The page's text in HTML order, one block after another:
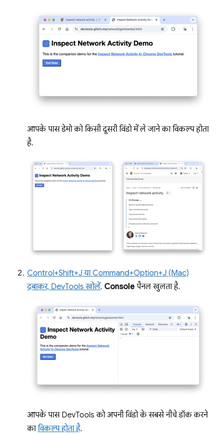
आपके पास डेमो को किसी दूसरी विंडो में ले जाने का विकल्प होता
है.
Control+Shift+J या Command+Option+J (Mac)
दबाकर, DevTools खोलें. Console पैनल खुलता है.
आपके पास DevTools को अपनी विंडो के सबसे नीचे डॉक करने
काविकल्प होता है.